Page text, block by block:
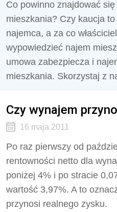
Co powinno znajdować
mieszkania? Czy kaucja
najemca, a za co
wypowiedzieć najem
umowa zabezpiecza i
mieszkania. Skorzystaj z
Czy wynajem
16 maja 2011
Po raz pierwszy od
rentowności netto dla
poniżej 4% i po stracie
wartość 3,97%. A to
przynosi realnego zysku.